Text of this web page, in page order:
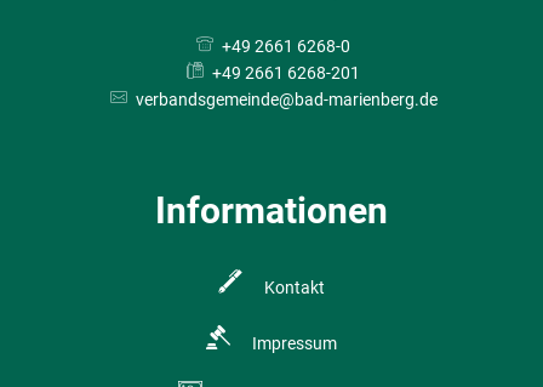
+49 2661 6268-0
+49 2661 6268-201
verbandsgemeinde@bad-marienberg.de
Informationen
Kontakt
Impressum